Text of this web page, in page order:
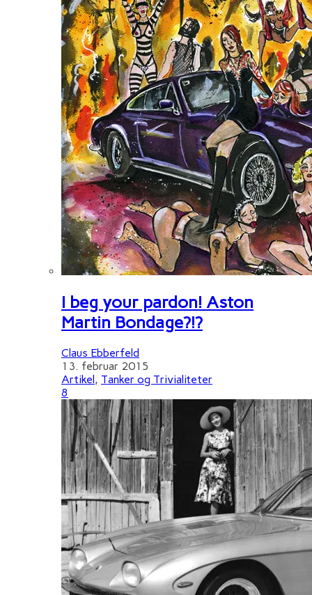
I beg your pardon! Aston
Martin Bondage?!?
Claus Ebberfeld
13. februar 2015
Artikel, Tanker og Trivialiteter
8